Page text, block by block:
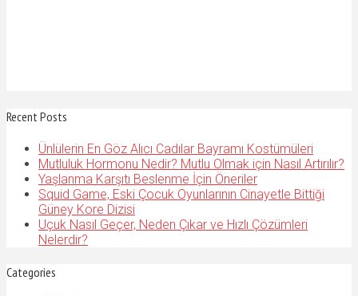
Recent Posts
Ünlülerin En Göz Alıcı Cadılar Bayramı Kostümüleri
Mutluluk Hormonu Nedir? Mutlu Olmak için Nasıl Artırılır?
Yaşlanma Karşıtı Beslenme İçin Öneriler
Squid Game, Eski Çocuk Oyunlarının Cinayetle Bittiği
Güney Kore Dizisi
Uçuk Nasıl Geçer, Neden Çıkar ve Hızlı Çözümleri
Nelerdir?
Categories